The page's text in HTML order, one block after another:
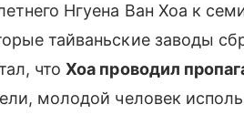
Нгуена Ван Хоа к
тайваньские заводы
что Хоа проводил
молодой человек